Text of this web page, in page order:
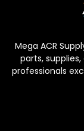
Mega ACR
parts,
professionals